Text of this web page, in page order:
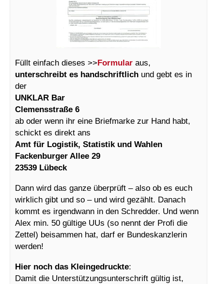
Füllt einfach dieses >>Formular aus,
unterschreibt es handschriftlich und gebt es in
der
UNKLAR Bar
Clemensstraße 6
ab oder wenn ihr eine Briefmarke zur Hand habt,
schickt es direkt ans
Amt für Logistik, Statistik und Wahlen
Fackenburger Allee 29
23539 Lübeck
Dann wird das ganze überprüft – also ob es euch
wirklich gibt und so – und wird gezählt. Danach
kommt es irgendwann in den Schredder. Und wenn
Alex min. 50 gültige UUs (so nennt der Profi die
Zettel) beisammen hat, darf er Bundeskanzlerin
werden!
Hier noch das Kleingedruckte:
Damit die Unterstützungsunterschrift gültig ist,